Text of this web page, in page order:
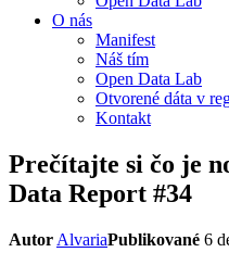
O nás
Manifest
Náš tím
Open Data Lab
Otvorené dáta v
Kontakt
Prečítajte si čo je
Data Report #34
Autor AlvariaPublikované 6